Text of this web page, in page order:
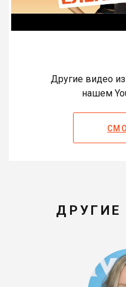
Другие видео
нашем
ДРУГИЕ